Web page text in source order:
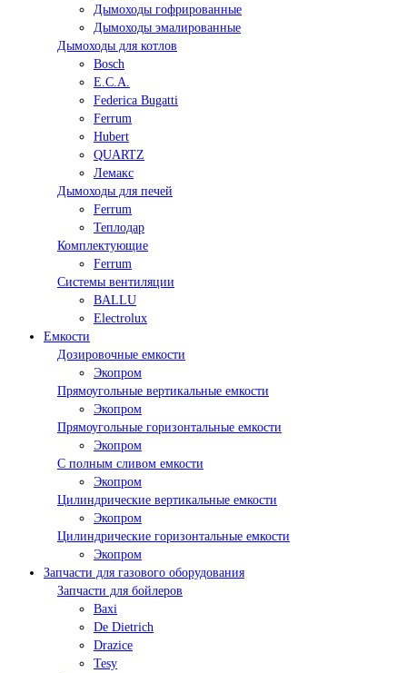
Дымоходы гофрированные
Дымоходы эмалированные
Дымоходы для котлов
Bosch
E.C.A.
Federica Bugatti
Ferrum
Hubert
QUARTZ
Лемакс
Дымоходы для печей
Ferrum
Теплодар
Комплектующие
Ferrum
Системы вентиляции
BALLU
Electrolux
Емкости
Дозировочные емкости
Экопром
Прямоугольные вертикальные емкости
Экопром
Прямоугольные горизонтальные емкости
Экопром
С полным сливом емкости
Экопром
Цилиндрические вертикальные емкости
Экопром
Цилиндрические горизонтальные емкости
Экопром
Запчасти для газового оборудования
Запчасти для бойлеров
Baxi
De Dietrich
Drazice
Tesy